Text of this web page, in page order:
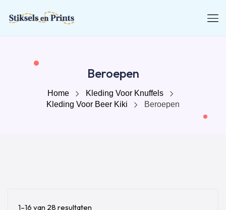
Beroepen
Home
Kleding Voor Knuffels
Kleding Voor Beer Kiki
Beroepen
1–16 van 28 resultaten